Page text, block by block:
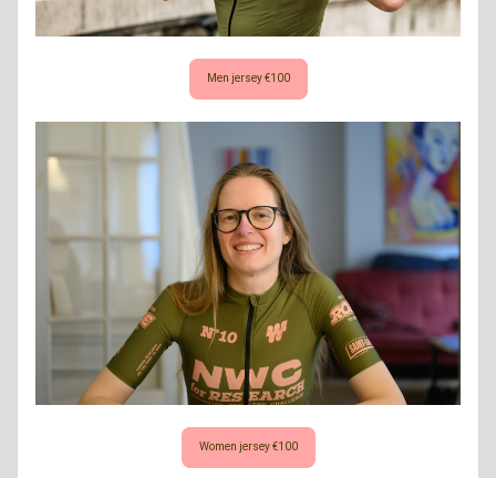
Men jersey €100
Women jersey €100